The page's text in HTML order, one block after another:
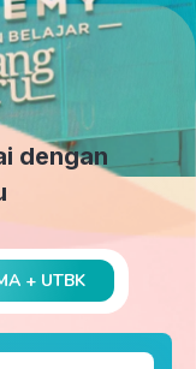
dengan
+ UTBK